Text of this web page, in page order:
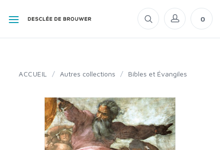
0
ACCUEIL / Autres collections / Bibles et Évangiles